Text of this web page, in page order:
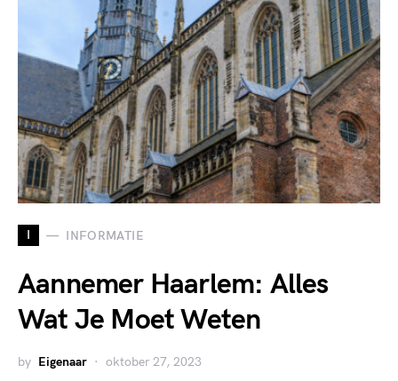
I INFORMATIE
Aannemer Haarlem: Alles
Wat Je Moet Weten
by Eigenaar oktober 27, 2023